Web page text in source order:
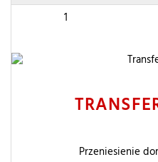
1
Przeniesienie